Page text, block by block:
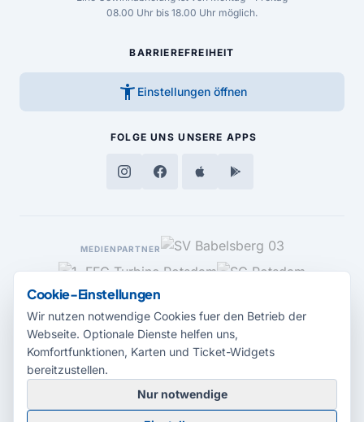
08.00 Uhr bis 18.00 Uhr möglich.
BARRIEREFREIHEIT
accessibility_new Einstellungen öffnen
FOLGE UNS UNSERE APPS
MEDIENPARTNER
© 2026 Radio Potsdam. Webseite entwickelt durch dieMedienagentur
Cookie-Einstellungen
Wir nutzen notwendige Cookies fuer den Betrieb der
Webseite. Optionale Dienste helfen uns,
Komfortfunktionen, Karten und Ticket-Widgets
bereitzustellen.
Nur notwendige